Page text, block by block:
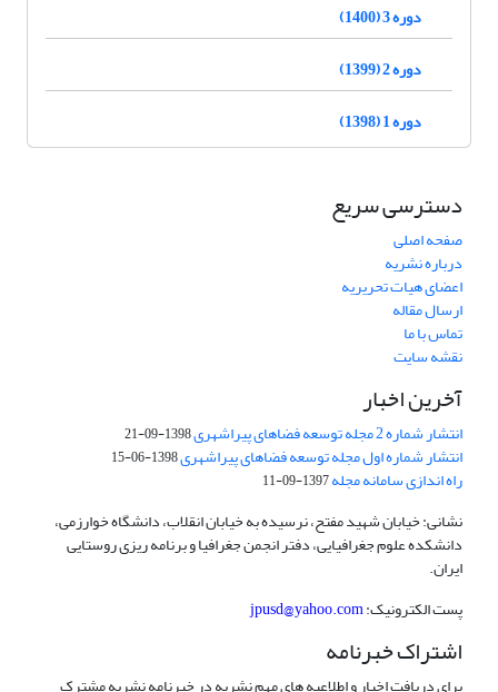
دوره 3 (1400)
دوره 2 (1399)
دوره 1 (1398)
دسترسی سریع
صفحه اصلی
درباره نشریه
اعضای هیات تحریریه
ارسال مقاله
تماس با ما
نقشه سایت
آخرین اخبار
انتشار شماره 2 مجله توسعه فضاهای پیراشهری 1398-09-21
انتشار شماره اول مجله توسعه فضاهای پیراشهری1398-06-15
راه اندازی سامانه مجله1397-09-11
نشانی: خیابان شهید مفتح، نرسیده به خیابان انقلاب، دانشگاه خوارزمی،
دانشکده علوم جغرافیایی، دفتر انجمن جغرافیا و برنامه ریزی روستایی
ایران.
پست الکترونیک:jpusd@yahoo.com
اشتراک خبرنامه
برای دریافت اخبار و اطلاعیه های مهم نشریه در خبرنامه نشریه مشترک